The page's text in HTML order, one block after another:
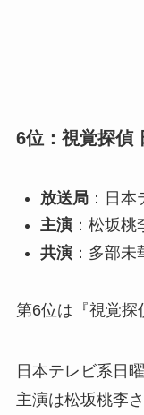
6位：視覚探偵
放送局：日本
主演：松坂桃
共演：多部未
第6位は『視覚探
日本テレビ系日
主演は松坂桃李